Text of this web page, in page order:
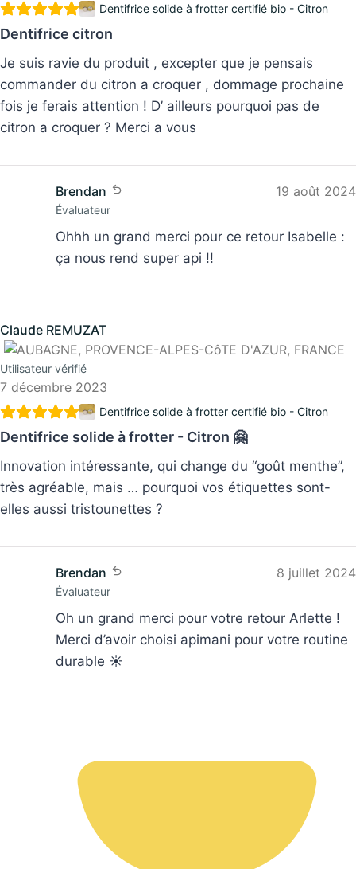
Dentifrice solide à frotter certifié bio - Citron
Dentifrice citron
Je suis ravie du produit , excepter que je pensais
commander du citron a croquer , dommage prochaine
fois je ferais attention ! D’ ailleurs pourquoi pas de
citron a croquer ? Merci a vous
Brendan
Évaluateur
19 août 2024
Ohhh un grand merci pour ce retour Isabelle :
ça nous rend super api !!
Claude REMUZAT
Utilisateur vérifié
7 décembre 2023
Dentifrice solide à frotter certifié bio - Citron
Dentifrice solide à frotter - Citron 🤗
Innovation intéressante, qui change du “goût menthe”,
très agréable, mais … pourquoi vos étiquettes sont-
elles aussi tristounettes ?
Brendan
Évaluateur
8 juillet 2024
Oh un grand merci pour votre retour Arlette !
Merci d’avoir choisi apimani pour votre routine
durable ☀️